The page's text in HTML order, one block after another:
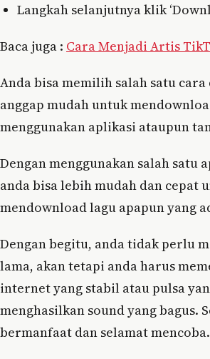
Langkah selanjutnya klik
Baca juga : Cara Menjadi Artis
Anda bisa memilih salah satu cara
anggap mudah untuk
menggunakan aplikasi ataupun
Dengan menggunakan salah satu
anda bisa lebih mudah dan cepat
mendownload lagu apapun yang
Dengan begitu, anda tidak perlu
lama, akan tetapi anda harus
internet yang stabil atau pulsa
menghasilkan sound yang bagus.
bermanfaat dan selamat mencoba.